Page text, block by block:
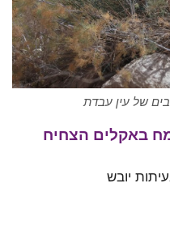
של עין עבדת
באקלים הצחיח